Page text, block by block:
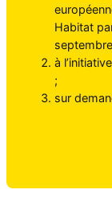
Habitat
à
;
sur